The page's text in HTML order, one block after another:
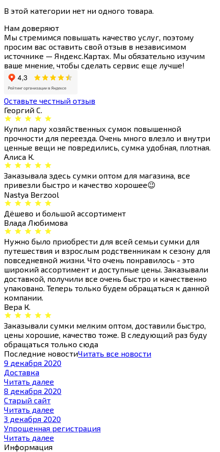
В этой категории нет ни одного товара.
Нам доверяют
Мы стремимся повышать качество услуг, поэтому
просим вас оставить свой отзыв в независимом
источнике — Яндекс.Картах. Мы обязательно изучим
ваше мнение, чтобы сделать сервис еще лучше!
Оставьте честный отзыв
Георгий С.
Купил пару хозяйственных сумок повышенной
прочности для переезда. Очень много влезло и внутри
ценные вещи не повредились, сумка удобная, плотная.
Алиса К.
Заказывала здесь сумки оптом для магазина, все
привезли быстро и качество хорошее😉
Nastya Berzool
Дёшево и большой ассортимент
Влада Любимова
Нужно было приобрести для всей семьи сумки для
путешествия и взрослым родственникам к сезону для
повседневной жизни. Что очень понравилось - это
широкий ассортимент и доступные цены. Заказывали
доставкой, получили все очень быстро и качественно
упаковано. Теперь только будем обращаться к данной
компании.
Вера К.
Заказывали сумки мелким оптом, доставили быстро,
цены хорошие, качество тоже. В следующий раз буду
обращаться только сюда
Последние новостиЧитать все новости
9 декабря 2020
Доставка
Читать далее
8 декабря 2020
Старый сайт
Читать далее
3 декабря 2020
Упрощенная регистрация
Читать далее
Информация